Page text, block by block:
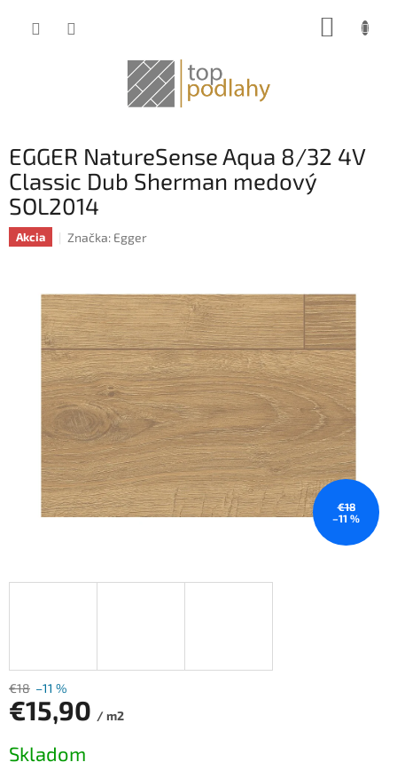
EGGER NatureSense Aqua 8/32 4V
Classic Dub Sherman medový
SOL2014
Akcia Značka: Egger
€18
–11 %
€18 –11 %
€15,90 / m2
cena:
Skladom